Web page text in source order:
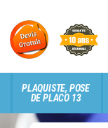
PLAQUISTE, POSE
DE PLACO 13